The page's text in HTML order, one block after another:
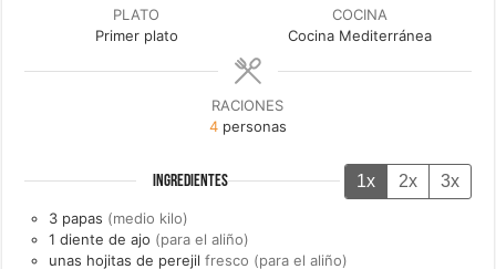
PLATO
Primer plato
COCINA
Cocina Mediterránea
RACIONES
4 personas
INGREDIENTES 1x 2x 3x
3 papas (medio kilo)
1 diente de ajo (para el aliño)
unas hojitas de perejil fresco (para el aliño)